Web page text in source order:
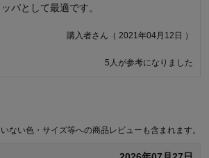
５cm、足幅：標準、甲の高さ：高め
で履いてフィット感があり、歩きやすい。
やかかとに当たって心地よく履けました。長
パとして最適です。
購入者さん（ 2021年04月12日 ）
5人が参考になりました
イズを購入。届いた日はピッタリ(むしろ
うくらいブカブカに。歩き難く、履いて
。サイズ交換していただきたいくらいです
梅次郎さん（ 2020年05月22日 ）
13人が参考になりました
ない色・サイズ等への商品レビューも含まれます。